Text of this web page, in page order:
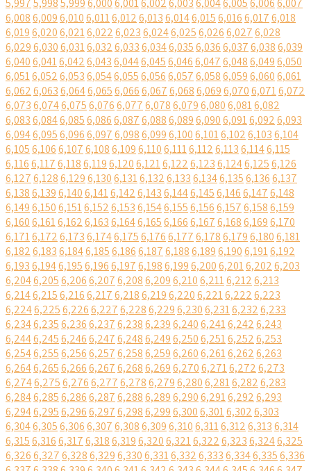
5,9975,9985,9996,0006,0016,0026,0036,0046,0056,0066,007
6,0086,0096,0106,0116,0126,0136,0146,0156,0166,0176,018
6,0196,0206,0216,0226,0236,0246,0256,0266,0276,028
6,0296,0306,0316,0326,0336,0346,0356,0366,0376,0386,039
6,0406,0416,0426,0436,0446,0456,0466,0476,0486,0496,050
6,0516,0526,0536,0546,0556,0566,0576,0586,0596,0606,061
6,0626,0636,0646,0656,0666,0676,0686,0696,0706,0716,072
6,0736,0746,0756,0766,0776,0786,0796,0806,0816,082
6,0836,0846,0856,0866,0876,0886,0896,0906,0916,0926,093
6,0946,0956,0966,0976,0986,0996,1006,1016,1026,1036,104
6,1056,1066,1076,1086,1096,1106,1116,1126,1136,1146,115
6,1166,1176,1186,1196,1206,1216,1226,1236,1246,1256,126
6,1276,1286,1296,1306,1316,1326,1336,1346,1356,1366,137
6,1386,1396,1406,1416,1426,1436,1446,1456,1466,1476,148
6,1496,1506,1516,1526,1536,1546,1556,1566,1576,1586,159
6,1606,1616,1626,1636,1646,1656,1666,1676,1686,1696,170
6,1716,1726,1736,1746,1756,1766,1776,1786,1796,1806,181
6,1826,1836,1846,1856,1866,1876,1886,1896,1906,1916,192
6,1936,1946,1956,1966,1976,1986,1996,2006,2016,2026,203
6,2046,2056,2066,2076,2086,2096,2106,2116,2126,213
6,2146,2156,2166,2176,2186,2196,2206,2216,2226,223
6,2246,2256,2266,2276,2286,2296,2306,2316,2326,233
6,2346,2356,2366,2376,2386,2396,2406,2416,2426,243
6,2446,2456,2466,2476,2486,2496,2506,2516,2526,253
6,2546,2556,2566,2576,2586,2596,2606,2616,2626,263
6,2646,2656,2666,2676,2686,2696,2706,2716,2726,273
6,2746,2756,2766,2776,2786,2796,2806,2816,2826,283
6,2846,2856,2866,2876,2886,2896,2906,2916,2926,293
6,2946,2956,2966,2976,2986,2996,3006,3016,3026,303
6,3046,3056,3066,3076,3086,3096,3106,3116,3126,3136,314
6,3156,3166,3176,3186,3196,3206,3216,3226,3236,3246,325
6,3266,3276,3286,3296,3306,3316,3326,3336,3346,3356,336